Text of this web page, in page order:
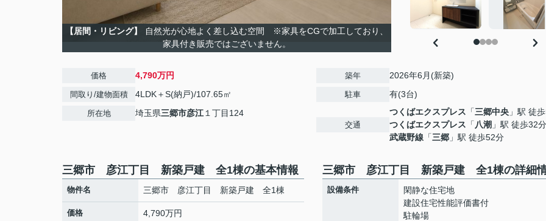
【居間・リビング】
自然光が心地よく差し込む空間 ※家具をCGで加工しており、
家具付き販売ではございません。
価格 4,790万円
間取り/建物面積 4LDK＋S(納戸)/107.65㎡
所在地 埼玉県三郷市彦江 １丁目124
築年 2026年6月(新築)
駐車 有(3台)
交通
つくばエクスプレス 「三郷中央 」駅 徒
つくばエクスプレス 「 八潮 」駅 徒歩32分
武蔵野線 「三郷 」駅 徒歩52分
三郷市 彦江丁目 新築戸建 全1棟の基本情報
物件名 三郷市 彦江丁目 新築戸建 全1棟
価格 4,790万円
三郷市 彦江丁目 新築戸建 全1棟の詳細
設備条件
閑静な住宅地
建設住宅性能評価書付
駐輪場